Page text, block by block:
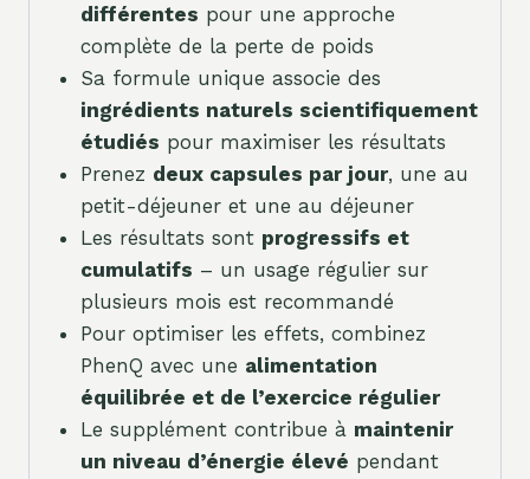
différentes pour une approche
complète de la perte de poids
Sa formule unique associe des
ingrédients naturels scientifiquement
étudiés pour maximiser les résultats
Prenez deux capsules par jour, une au
petit-déjeuner et une au déjeuner
Les résultats sont progressifs et
cumulatifs – un usage régulier sur
plusieurs mois est recommandé
Pour optimiser les effets, combinez
PhenQ avec une alimentation
équilibrée et de l’exercice régulier
Le supplément contribue à maintenir
un niveau d’énergie élevé pendant